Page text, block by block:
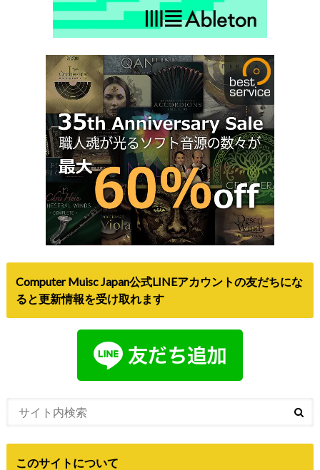
Computer Muisc Japan公式LINEアカウントの友だちにな
ると更新情報を受け取れます
このサイトについて